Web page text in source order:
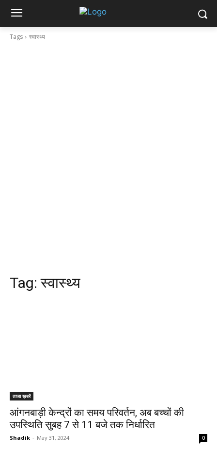
Tags स्वास्थ्य
Tag:स्वास्थ्य
ताजा ख़बरें
आंगनबाड़ी केन्द्रों का समय परिवर्तन, अब बच्चों की
उपस्थिति सुबह 7 से 11 बजे तक निर्धारित
Shadik - May 31, 2024 0